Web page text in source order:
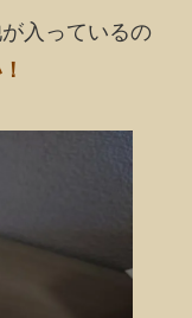
入っているの